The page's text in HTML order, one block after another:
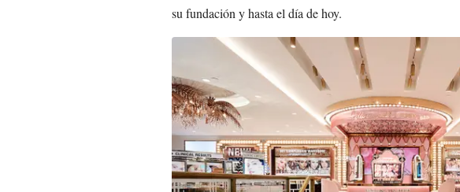
su fundación y hasta el día de hoy.